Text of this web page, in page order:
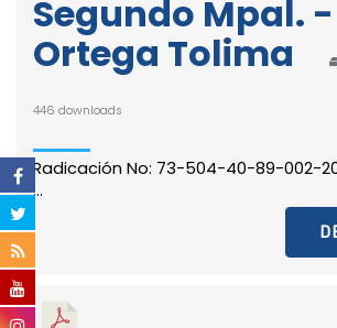
Segundo Mpal. -
Ortega Tolima
446 downloads
Radicación No: 73-504-40-89-002-
...